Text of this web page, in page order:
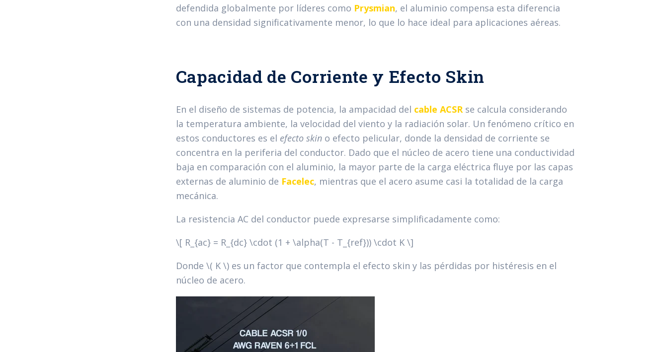
defendida globalmente por líderes como Prysmian, el aluminio compensa esta diferencia
con una densidad significativamente menor, lo que lo hace ideal para aplicaciones aéreas.
Capacidad de Corriente y Efecto Skin
En el diseño de sistemas de potencia, la ampacidad del cable ACSRse calcula considerando
la temperatura ambiente, la velocidad del viento y la radiación solar. Un fenómeno crítico en
estos conductores es el efecto skino efecto pelicular, donde la densidad de corriente se
concentra en la periferia del conductor. Dado que el núcleo de acero tiene una conductividad
baja en comparación con el aluminio, la mayor parte de la carga eléctrica fluye por las capas
externas de aluminio de Facelec, mientras que el acero asume casi la totalidad de la carga
mecánica.
La resistencia AC del conductor puede expresarse simplificadamente como:
\[ R_{ac} = R_{dc} \cdot (1 + \alpha(T - T_{ref})) \cdot K \]
Donde \( K \) es un factor que contempla el efecto skin y las pérdidas por histéresis en el
núcleo de acero.